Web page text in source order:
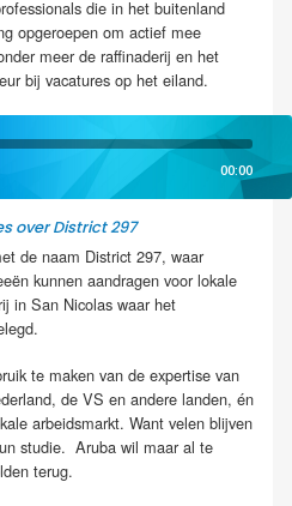
die in het buitenland
opgeroepen om actief mee
meer de raffinaderij en het
bij vacatures op het eiland.
00:00
over District 297
de naam District 297, waar
kunnen aandragen voor lokale
in San Nicolas waar het
te maken van de expertise van
de VS en andere landen, én
arbeidsmarkt. Want velen blijven
studie. Aruba wil maar al te
terug.